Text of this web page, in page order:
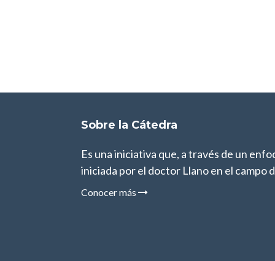
Sobre la Cátedra
Es una iniciativa que, a través de un
iniciada por el doctor Llano en el campo
Conocer más